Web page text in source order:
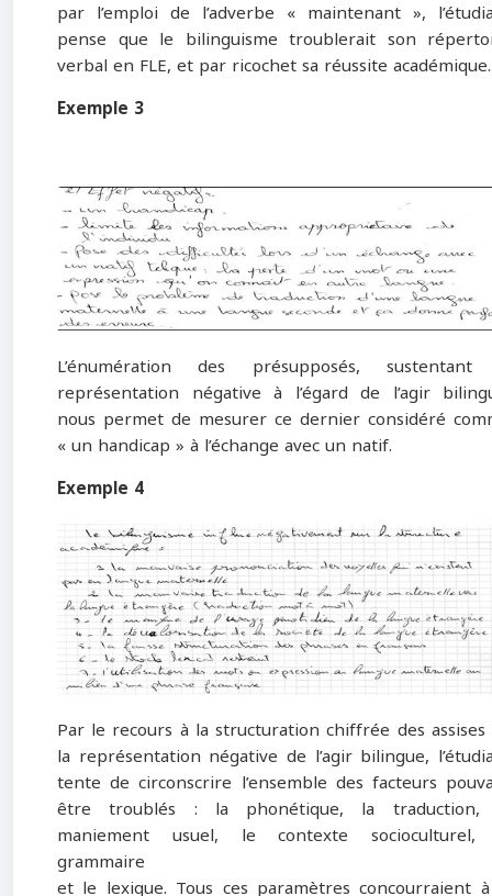
par l’emploi de l’adverbe « maintenant »,
pense que le bilinguisme troublerait son
verbal en FLE, et par ricochet sa réussite académique.
Exemple 3
L’énumération des présupposés,
représentation négative à l’égard de l’agir
nous permet de mesurer ce dernier considéré
« un handicap » à l’échange avec un natif.
Exemple 4
Par le recours à la structuration chiffrée des assises
la représentation négative de l’agir bilingue,
tente de circonscrire l’ensemble des facteurs
être troublés : la phonétique, la
maniement usuel, le contexte
grammaire
et le lexique. Tous ces paramètres concourraient